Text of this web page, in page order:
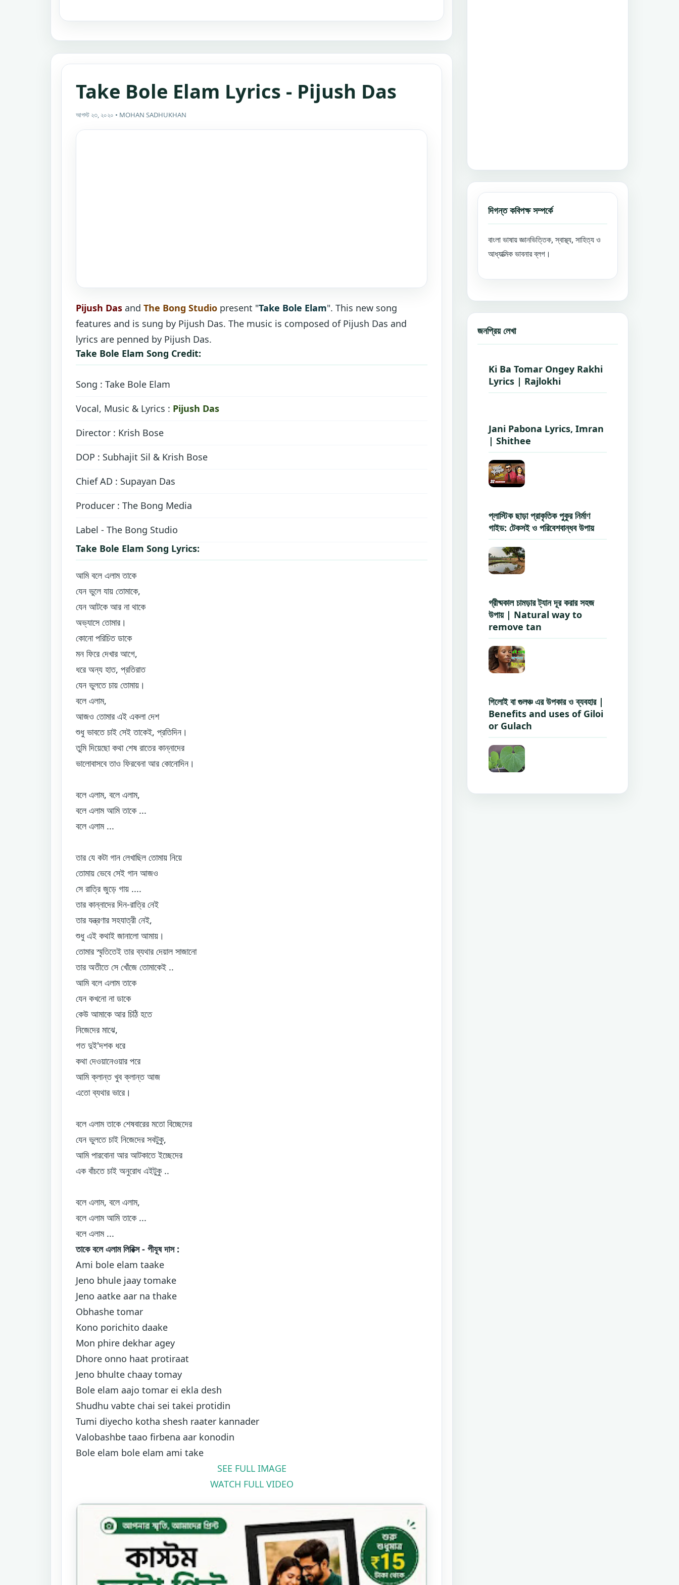
Take Bole Elam Lyrics - Pijush Das
আগস্ট ২৩, ২০২০ • MOHAN SADHUKHAN
Pijush Das and The Bong Studio present "Take Bole Elam". This new song
features and is sung by Pijush Das. The music is composed of Pijush Das and
lyrics are penned by Pijush Das.
Take Bole Elam Song Credit:
Song : Take Bole Elam
Vocal, Music & Lyrics : Pijush Das
Director : Krish Bose
DOP : Subhajit Sil & Krish Bose
Chief AD : Supayan Das
Producer : The Bong Media
Label - The Bong Studio
Take Bole Elam Song Lyrics:
আমি বলে এলাম তাকে
যেন ভুলে যায় তোমাকে,
যেন আটকে আর না থাকে
অভ্যাসে তোমার।
কোনো পরিচিত ডাকে
মন ফিরে দেখার আগে,
ধরে অন্য হাত, প্রতিরাত
যেন ভুলতে চায় তোমায়।
বলে এলাম,
আজও তোমার এই একলা দেশ
শুধু ভাবতে চাই সেই তাকেই, প্রতিদিন।
তুমি দিয়েছো কথা শেষ রাতের কান্নাদের
ভালোবাসবে তাও ফিরবেনা আর কোনোদিন।
বলে এলাম, বলে এলাম,
বলে এলাম আমি তাকে ...
বলে এলাম ...
তার যে কটা গান লেখাছিল তোমায় নিয়ে
তোমায় ভেবে সেই গান আজও
সে রাত্রি জুড়ে গায় ....
তার কান্নাদের দিন-রাত্রি নেই
তার যন্ত্রণার সহযাত্রী নেই,
শুধু এই কথাই জানালো আমায়।
তোমার স্মৃতিতেই তার ব্যথার দেয়াল সাজানো
তার অতীতে সে খোঁজে তোমাকেই ..
আমি বলে এলাম তাকে
যেন কখনো না ডাকে
কেউ আমাকে আর চিঠি হতে
নিজেদের মাঝে,
গত দুই'দশক ধরে
কথা দেওয়ানেওয়ার পরে
আমি ক্লান্ত খুব ক্লান্ত আজ
এতো ব্যথার ভারে।
বলে এলাম তাকে শেষবারের মতো বিচ্ছেদের
যেন ভুলতে চাই নিজেদের সবটুকু,
আমি পারবোনা আর আটকাতে ইচ্ছেদের
এক বাঁচতে চাই অনুরোধ এইটুকু ..
বলে এলাম, বলে এলাম,
বলে এলাম আমি তাকে ...
বলে এলাম ...
তাকে বলে এলাম লিরিক্স - পীযূষ দাস :
Ami bole elam taake
Jeno bhule jaay tomake
Jeno aatke aar na thake
Obhashe tomar
Kono porichito daake
Mon phire dekhar agey
Dhore onno haat protiraat
Jeno bhulte chaay tomay
Bole elam aajo tomar ei ekla desh
Shudhu vabte chai sei takei protidin
Tumi diyecho kotha shesh raater kannader
Valobashbe taao firbena aar konodin
Bole elam bole elam ami take
SEE FULL IMAGE
WATCH FULL VIDEO
দিগন্ত কবিপক্ষ সম্পর্কে
বাংলা ভাষায় জ্ঞানভিত্তিক, স্বাস্থ্য, সাহিত্য ও
আধ্যাত্মিক ভাবনার ব্লগ।
জনপ্রিয় লেখা
Ki Ba Tomar Ongey Rakhi
Lyrics | Rajlokhi
Jani Pabona Lyrics, Imran
| Shithee
প্লাস্টিক ছাড়া প্রাকৃতিক পুকুর নির্মাণ
গাইড: টেকসই ও পরিবেশবান্ধব উপায়
গ্রীষ্মকাল চামড়ার ট্যান দূর করার সহজ
উপায় | Natural way to
remove tan
গিলোই বা গুলঞ্চ এর উপকার ও ব্যবহার |
Benefits and uses of Giloi
or Gulach